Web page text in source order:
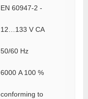
EN 60947-2 -
12…133 V CA
50/60 Hz
6000 A 100 %
conforming to